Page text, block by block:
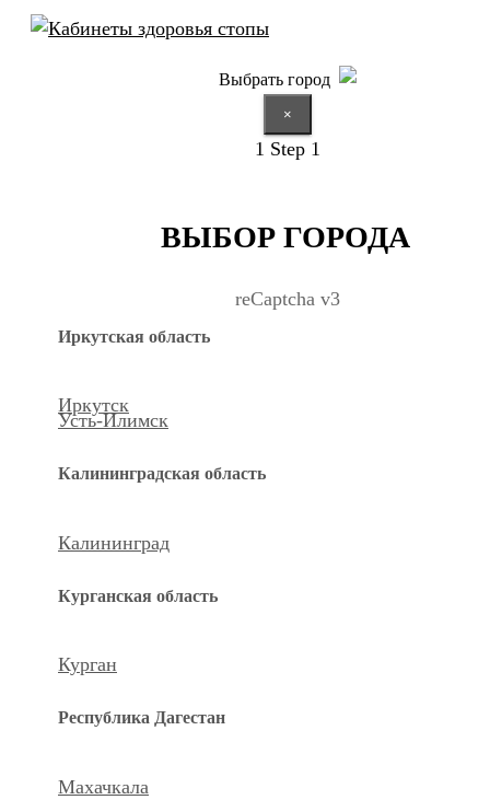
Выбрать город
×
1 Step 1
ВЫБОР ГОРОДА
reCaptcha v3
Иркутская область
Иркутск
Усть-Илимск
Калининградская область
Калининград
Курганская область
Курган
Республика Дагестан
Махачкала